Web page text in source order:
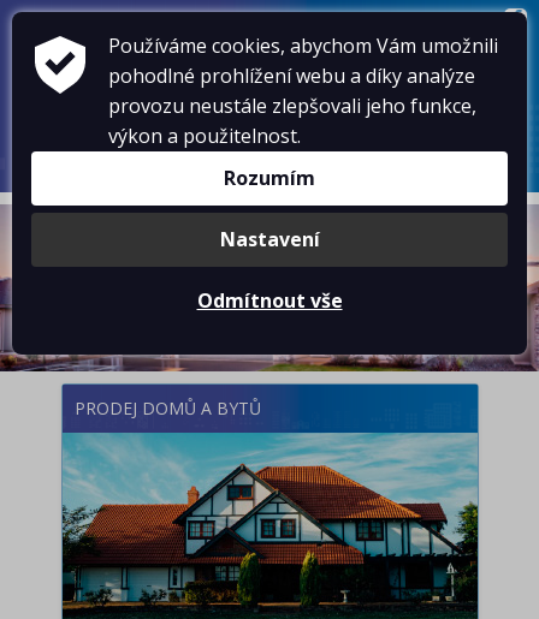
KONTAKTY
NOVINKY
AKTUÁLNĚ
O NÁS
PRODEJ DOMŮ A BYTŮ
Používáme cookies, abychom Vám umožnili
pohodlné prohlížení webu a díky analýze
provozu neustále zlepšovali jeho funkce,
výkon a použitelnost.
Rozumím
Nastavení
Odmítnout vše